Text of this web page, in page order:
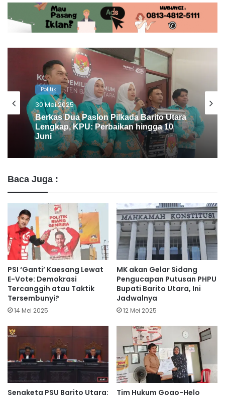
Politik
30 Mei 2025
Shalahuddin-Felix Berjalan Kaki
Mendaftar ke KPU Barito Utara
Baca Juga :
PSI ‘Ganti’ Kaesang Lewat
E-Vote: Demokrasi
Tercanggih atau Taktik
Tersembunyi?
14 Mei 2025
MK akan Gelar Sidang
Pengucapan Putusan PHPU
Bupati Barito Utara, Ini
Jadwalnya
12 Mei 2025
Sengketa PSU Barito Utara: Tim Hukum Gogo-Helo